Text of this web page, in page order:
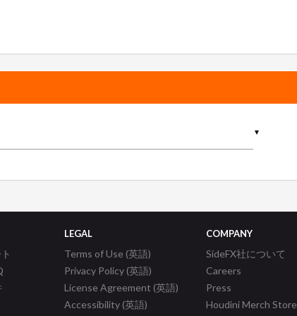
▼
LEGAL
Terms of Use (英語)
Privacy Policy (英語)
License Agreement (英語)
Accessibility (英語)
COMPANY
SideFX社について
Careers
Press
Houdini Merch Store